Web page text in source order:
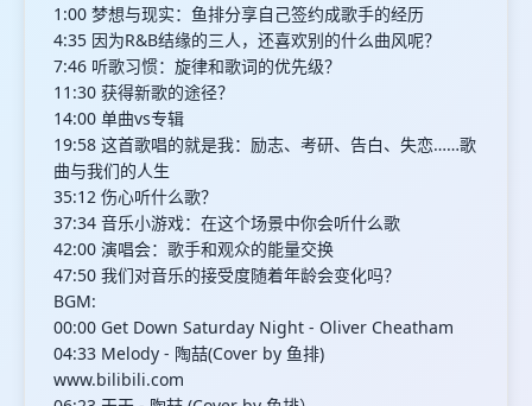
1:00 梦想与现实：鱼排分享自己签约成歌手的经历
4:35 因为R&B结缘的三人，还喜欢别的什么曲风呢？
7:46 听歌习惯：旋律和歌词的优先级？
11:30 获得新歌的途径？
14:00 单曲vs专辑
19:58 这首歌唱的就是我：励志、考研、告白、失恋……歌
曲与我们的人生
35:12 伤心听什么歌？
37:34 音乐小游戏：在这个场景中你会听什么歌
42:00 演唱会：歌手和观众的能量交换
47:50 我们对音乐的接受度随着年龄会变化吗？
BGM:
00:00 Get Down Saturday Night - Oliver Cheatham
04:33 Melody - 陶喆(Cover by 鱼排)
www.bilibili.com